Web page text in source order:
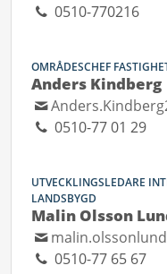
0510-770216
OMRÅDESCHEF
Anders Kindberg
0510-77 01 29
UTVECKLINGSLEDARE
LANDSBYGD
Malin Olsson
0510-77 65 67